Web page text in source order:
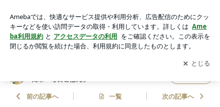
どめさんオフィシャルブログ「どめさん家の簡単・毎日ごは
ん」Powered by Ameba
アプリをダウンロードして ブログの更新通知
を受け取りまし
ょう。
開く
簡単・毎日ごはん」
前の記事へ 一覧 次の記事へ